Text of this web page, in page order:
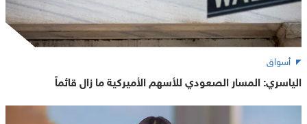
أسواق
الياسري: المسار الصعودي للأسهم الأميركية ما زال قائماً